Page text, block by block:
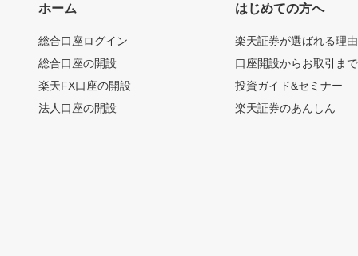
ホーム
総合口座ログイン
総合口座の開設
楽天FX口座の開設
法人口座の開設
はじめての方へ
楽天証券が選ばれる理由
口座開設からお取引ま
投資ガイド&セミナー
楽天証券のあんしん